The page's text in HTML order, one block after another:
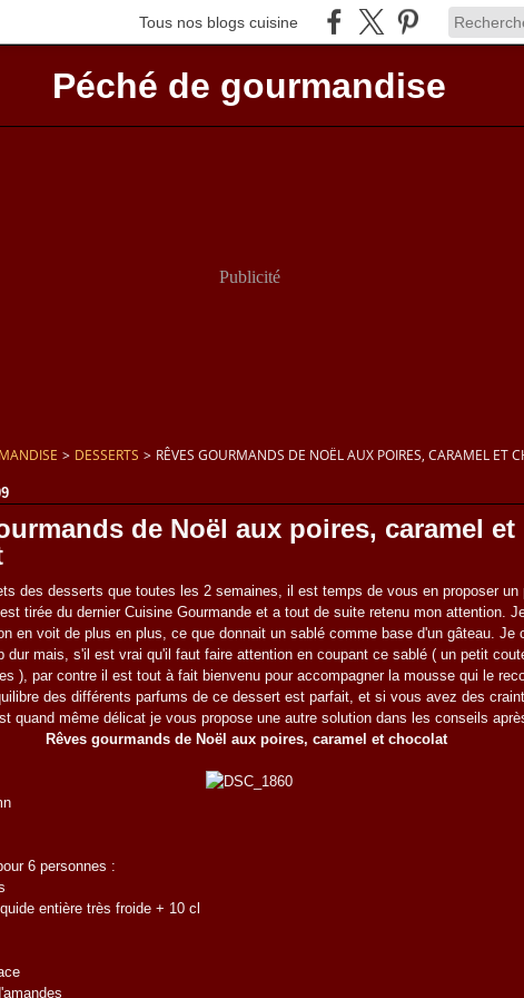
Tous nos blogs cuisine
Péché de gourmandise
Publicité
> DESSERTS > RÊVES GOURMANDS DE NOËL AUX POIRES, CARAMEL ET
de Noël aux poires, caramel et
des desserts que toutes les 2 semaines, il est temps de vous en proposer un
tirée du dernier Cuisine Gourmande et a tout de suite retenu mon attention.
en voit de plus en plus, ce que donnait un sablé comme base d'un gâteau. Je
dur mais, s'il est vrai qu'il faut faire attention en coupant ce sablé ( un petit
), par contre il est tout à fait bienvenu pour accompagner la mousse qui le
des différents parfums de ce dessert est parfait, et si vous avez des
quand même délicat je vous propose une autre solution dans les conseils
Rêves gourmands de Noël aux poires, caramel et chocolat
6 personnes :
entière très froide + 10 cl